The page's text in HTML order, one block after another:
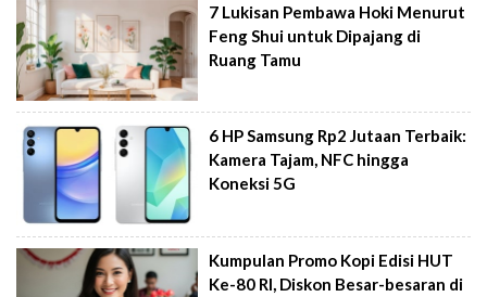
7 Lukisan Pembawa Hoki Menurut
Feng Shui untuk Dipajang di
Ruang Tamu
6 HP Samsung Rp2 Jutaan Terbaik:
Kamera Tajam, NFC hingga
Koneksi 5G
Kumpulan Promo Kopi Edisi HUT
Ke-80 RI, Diskon Besar-besaran di